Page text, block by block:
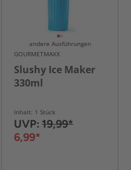
andere Ausführungen
GOURMETMAXX
Slushy Ice Maker
330ml
Inhalt: 1 Stück
UVP: 19,99*
6,99*